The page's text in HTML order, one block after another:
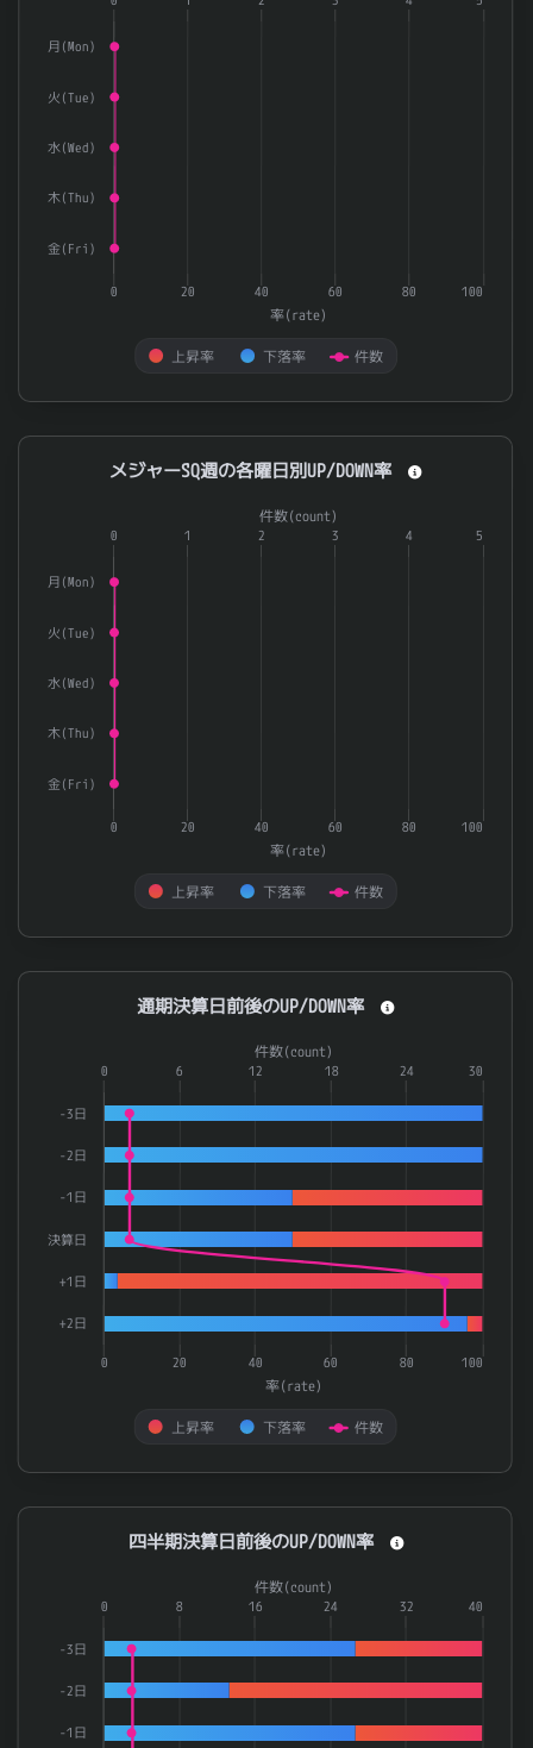
率(rate)
上昇率 下落率 件数
月(Mon)
火(Tue)
水(Wed)
木(Thu)
金(Fri)
0 20 40 60 80 100
End of interactive chart.
メジャーSQ週の各曜日別UP/DOWN率
Combination chart with 3 data series.
The chart has 1 X axis displaying categories.
率(rate)
件数(count)
上昇率 下落率 件数
月(Mon)
火(Tue)
水(Wed)
木(Thu)
金(Fri)
0 20 40 60 80 100
0 1 2 3 4 5
メジャーSQ週の各曜日別UP/DOWN率
End of interactive chart.
通期決算日前後のUP/DOWN率
Combination chart with 3 data series.
The chart has 1 X axis displaying categories.
The chart has 2 Y axes displaying 率(rate) and 件数(count).
率(rate)
件数(count)
上昇率 下落率 件数
-3日
-2日
-1日
決算日
+1日
+2日
0 20 40 60 80 100
0 30
6 12 18 24
通期決算日前後のUP/DOWN率
End of interactive chart.
四半期決算日前後のUP/DOWN率
Combination chart with 3 data series.
The chart has 1 X axis displaying categories.
The chart has 2 Y axes displaying 率(rate) and 件数(count).
件数(count)
-3日
-2日
-1日
0 24
8 16 32 40
四半期決算日前後のUP/DOWN率